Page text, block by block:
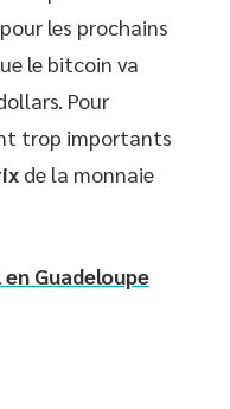
les prochains
le bitcoin va
Pour
trop importants
de la monnaie
Guadeloupe